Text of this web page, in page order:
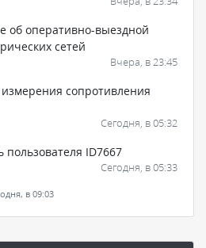
об оперативно-выездной
сетей
Вчера, в 23:45
сопротивления
Сегодня, в 05:32
пользователя ID7667
Сегодня, в 05:33
в 09:03